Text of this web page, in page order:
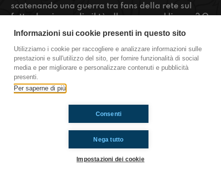
scatenando una guerra tra fans della rete sul
fatto che sia meglio il tè alla pesca o al limone? O
diteci quello che preferite, noi festeggiamo i
1000 Gp della Ferrari in Formula 1!
#OkkinSu www.radioimmaginaria.it
Cremona
Ti è piaciuto? Condividilo!
Informazioni sui cookie presenti in questo sito
Utilizziamo i cookie per raccogliere e analizzare informazioni sulle
prestazioni e sull'utilizzo del sito, per fornire funzionalità di social
media e per migliorare e personalizzare contenuti e pubblicità
presenti.
Per saperne di più
Nega tutto
Consenti
Impostazioni dei cookie